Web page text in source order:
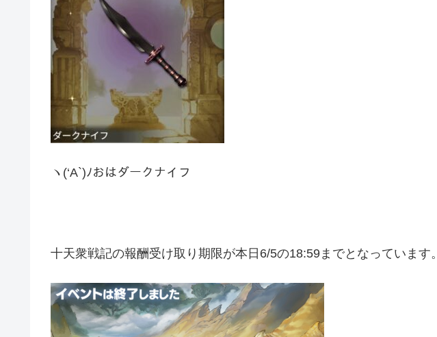
ヽ(‘A`)ﾉおはダークナイフ
十天衆戦記の報酬受け取り期限が本日6/5の18:59までとなっています。